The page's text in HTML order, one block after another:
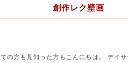
、サロンに活気が戻ってきました！
にいても刺激がないし、ここにくると皆
創作レク壁画
の方も見知った方もこんにちは。 デイ